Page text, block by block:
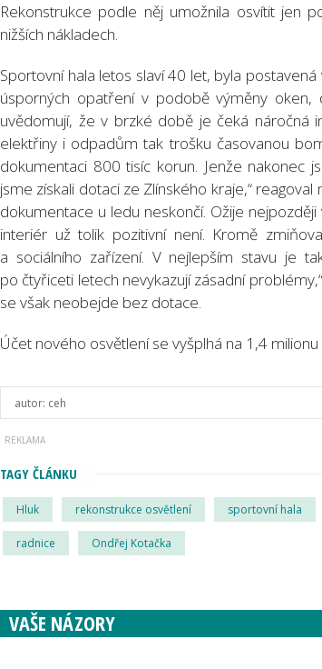
Rekonstrukce podle něj umožnila osvítit jen
nižších nákladech.
Sportovní hala letos slaví 40 let, byla
úsporných opatření v podobě výměny
uvědomují, že v brzké době je čeká náročná
elektřiny i odpadům tak trošku časovanou
dokumentaci 800 tisíc korun. Jenže nakonec
jsme získali dotaci ze Zlínského kraje,“
dokumentace u ledu neskončí. Ožije
interiér už tolik pozitivní není. Kromě
a sociálního zařízení. V nejlepším stavu je
po čtyřiceti letech nevykazují zásadní
se však neobejde bez dotace.
Účet nového osvětlení se vyšplhá na 1,4
autor: ceh
TAGY ČLÁNKU
Hluk rekonstrukce osvětlení sportovní hala
radnice Ondřej Kotačka
VAŠE NÁZORY